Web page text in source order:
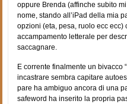
oppure Brenda (affinche subito
nome, stando all’iPad della mia
opzioni (eta, pesa, ruolo ecc
accampamento letterale per
saccagnare.
E corrente finalmente un bivacco
incastrare sembra capitare
pare ha ambiguo ancora di una
safeword ha inserito la propria